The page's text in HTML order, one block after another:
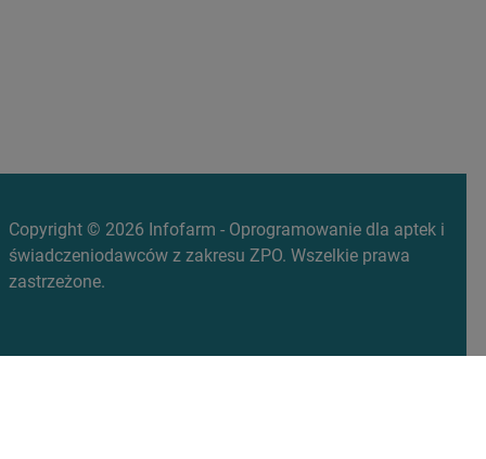
Copyright © 2026 Infofarm - Oprogramowanie dla aptek i
świadczeniodawców z zakresu ZPO. Wszelkie prawa
zastrzeżone.